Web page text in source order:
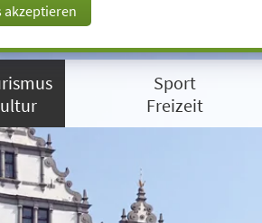
akzeptieren
Sport
Freizeit